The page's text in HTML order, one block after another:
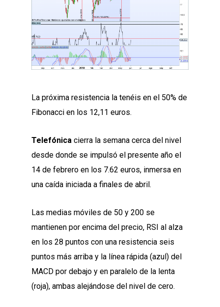
La próxima resistencia la tenéis en el 50% de
Fibonacci en los 12,11 euros.
Telefónica cierra la semana cerca del nivel
desde donde se impulsó el presente año el
14 de febrero en los 7.62 euros, inmersa en
una caída iniciada a finales de abril.
Las medias móviles de 50 y 200 se
mantienen por encima del precio, RSI al alza
en los 28 puntos con una resistencia seis
puntos más arriba y la línea rápida (azul) del
MACD por debajo y en paralelo de la lenta
(roja), ambas alejándose del nivel de cero.